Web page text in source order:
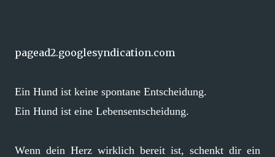
pagead2.googlesyndication.com
Ein Hund ist keine spontane Entscheidung.
Ein Hund ist eine Lebensentscheidung.
Wenn dein Herz wirklich bereit ist, schenkt dir ein